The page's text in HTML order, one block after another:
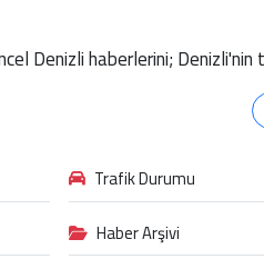
Denizli haberlerini;
Trafik Durumu
Haber Arşivi